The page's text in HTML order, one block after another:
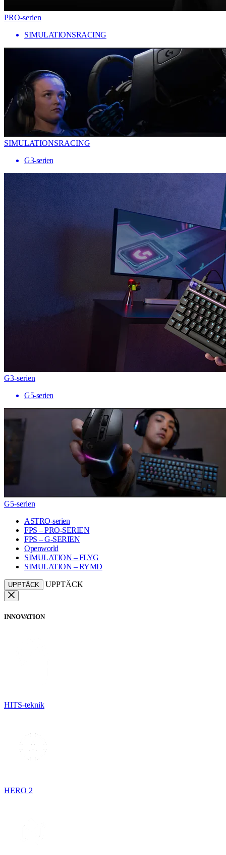
PRO-serien
SIMULATIONSRACING
SIMULATIONSRACING
G3-serien
G3-serien
G5-serien
G5-serien
ASTRO-serien
FPS – PRO-SERIEN
FPS – G-SERIEN
Openworld
SIMULATION – FLYG
SIMULATION – RYMD
UPPTÄCK UPPTÄCK
INNOVATION
HITS-teknik
HERO 2